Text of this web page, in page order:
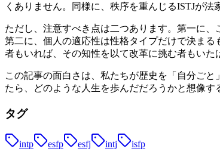
くありません。同様に、秩序を重んじるISTJが
ただし、注意すべき点は二つあります。第一に
第二に、個人の適応性は性格タイプだけで決ま
者もいれば、その知性を以て改革に挑む者もいた
この記事の面白さは、私たちが歴史を「自分ご
たら、どのような人生を歩んだだろうかと想像
タグ
intp esfp esfj intj isfp